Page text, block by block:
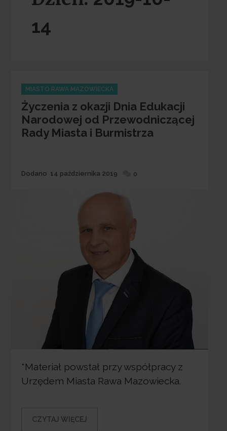
14
Categories
MIASTO RAWA MAZOWIECKA
Życzenia z okazji Dnia Edukacji
Narodowej od Przewodniczącej
Rady Miasta i Burmistrza
Dodane
Dodano 14 października 2019 0
*Materiał powstał przy współpracy z
Urzędem Miasta Rawa Mazowiecka.
CZYTAJ WIĘCEJ